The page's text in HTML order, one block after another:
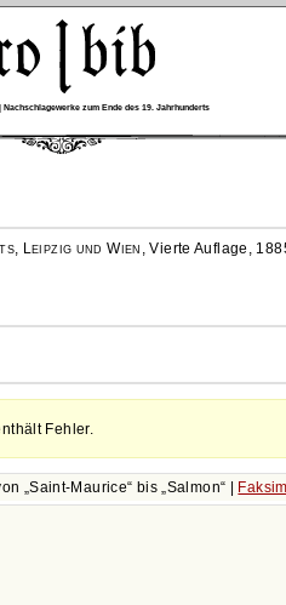
Nachschlagewerke zum Ende des 19. Jahrhunderts
Leipzig und Wien ,Vierte Auflage,
Fehler.
Saint-Maurice bis Salmon